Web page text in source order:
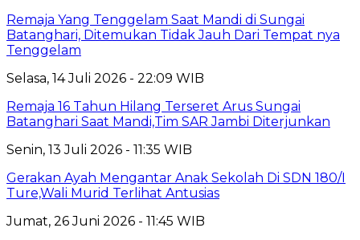
Remaja Yang Tenggelam Saat Mandi di Sungai
Batanghari, Ditemukan Tidak Jauh Dari Tempat nya
Tenggelam
Selasa, 14 Juli 2026 - 22:09 WIB
Remaja 16 Tahun Hilang Terseret Arus Sungai
Batanghari Saat Mandi,Tim SAR Jambi Diterjunkan
Senin, 13 Juli 2026 - 11:35 WIB
Gerakan Ayah Mengantar Anak Sekolah Di SDN 180/I
Ture,Wali Murid Terlihat Antusias
Jumat, 26 Juni 2026 - 11:45 WIB